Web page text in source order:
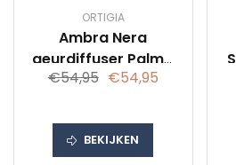
ORTIGIA
Ambra Nera
geurdiffuser Palma
200 ml
€54,95 €54,95
BEKIJKEN